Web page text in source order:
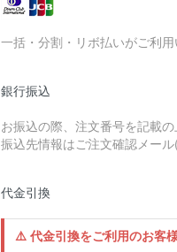
一括・分割・リボ払いがご利用
銀行振込
お振込の際、注文番号を記載の
振込先情報はご注文確認メー
代金引換
⚠️ 代金引換をご利用のお客